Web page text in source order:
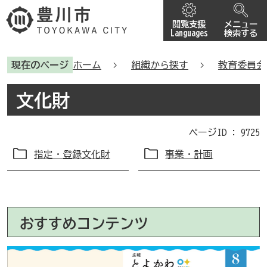
閲覧支援
Languages
メニュー
検索する
現在のページ ホーム 組織から探す 教育委員会
文化財
ページID :9725
指定・登録文化財 事業・計画
おすすめコンテンツ